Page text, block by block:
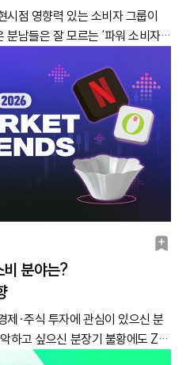
행했던 F&B, 취미, 헬스케어, 굿
지속 기간이 며칠인지 알려드리겠
렌드 지속 기간이 가장 짧고 굿즈
데요. 그 이유는 무엇인지, 어떤 요
까지 읽고 나면 알게 되실 거예
요!- 검색량 분석 서비스 ‘블랙
제작되었습니다. - 트렌드 아이템
량이 최고 2,000건 이상, 월간 검
으로 설정하고, 이 기준에 충족하
트렌드의 지속 기간은? 먼저, F&B
큰 인기를 끈 ‘두쫀쿠’, ‘버터떡’,
을 살펴봤습니다. 세 아이템을 분
가진 공통적인 특징을 단순화해
. 아래와 같이 뾰족한 봉우리 형
.※ 클릭하면 더 크게 보실 수 있
분야의 트렌드 지속 기간은 평균
부분의 유행템이 급등 후 급락하
반등하더라도, 고점 대비해선
나이 이미지’를 조사했습니다.
스, 지역, 취미까지 다양한 분야에
을 추려, 각각이 어떤 나이대로 인
결과를 하나씩 살펴볼게요. 우리
나 주요 소비자의 페르소나를 설
보는 브랜드별 나이 이미지 인식도
한 <브랜드 나이 이미지 설문 조
했습니다. 설문에서는 푸드, 음료
서비스, 서울 핫플레이스, 취미·
키워드를 제시하고, 각 항목을 떠올
록 했어요.가장 많은 응답이 나온
으로 해석하시면 됩니다. 그렇다
이 이미지는 어떤 배경에서 형성
겨진 Z세대의 속마음을 설문과 심
이상이 해당 나이 이미지로 응
50% 이상이 해당 그룹 나이 이
점 영향력 있는 소비자 그룹이
남들은 잘 모르는 ‘파워 소비자
스트 텍스트힙·제철코어 트렌드
매년 Z세대 소비자의 특징을 파악
드 키워드를 소개해 왔습니다.
가 트렌드로 자리매김한 ‘텍스트
년 전 캐릿이 처음으로 제시한 개념
트렌드로 번질 만한 키워드를
. 최근 트렌드를 이끌 소비자층에
요. 최근엔 이런 메가 트렌드를 향
대까지 넓어지고 있습니다. 대표
러닝’ 업계에서는 40대 고객을 통
를 앞지른 것으로 나타났고요.
드 ‘올리브영·다이소·무신사(이
가 매출을 견인하고 있다는 분석
세대 외에도 일명 ‘큰 손‘으로 불리
분야는?
제·주식 투자에 관심이 있으신 분
하고 싶으신 분장기 불황에도 Z세
분경제 불황, 저성장, 고물가 ….
북